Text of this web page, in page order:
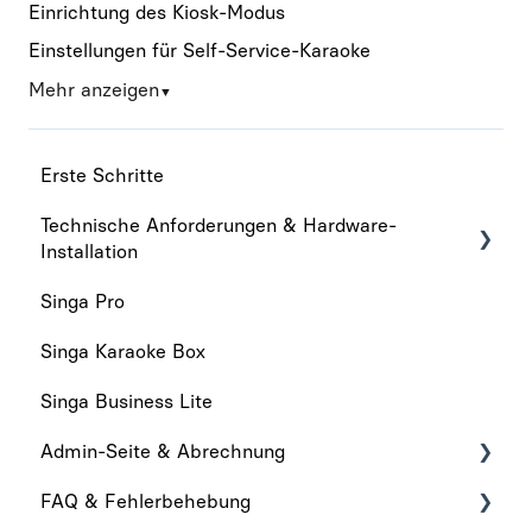
Einrichtung des Kiosk-Modus
Einstellungen für Self-Service-Karaoke
Mehr anzeigen▼
Erste Schritte
Technische Anforderungen & Hardware-
Installation
Technische anforderungen
Hardware-Installation
Singa Pro
Singa Karaoke Box
Singa Business Lite
Admin-Seite & Abrechnung
Admin-Seite
FAQ & Fehlerbehebung